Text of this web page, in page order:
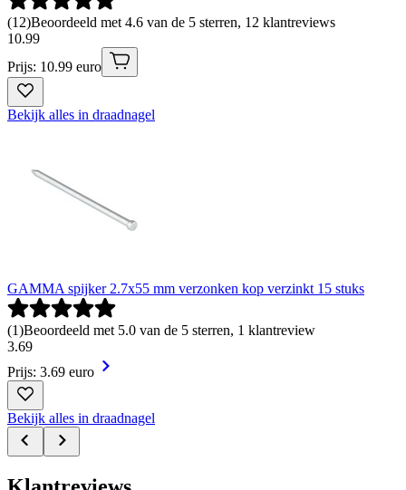
(12)Beoordeeld met 4.6 van de 5 sterren, 12 klantreviews
10.99
Prijs: 10.99 euro
Bekijk alles in draadnagel
GAMMA spijker 2.7x55 mm verzonken kop verzinkt 15 stuks
(1)Beoordeeld met 5.0 van de 5 sterren, 1 klantreview
3.69
Prijs: 3.69 euro
Bekijk alles in draadnagel